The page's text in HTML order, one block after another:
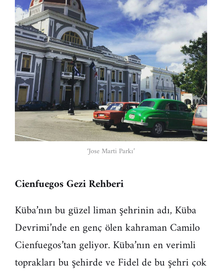
‘Jose Marti Parkı’
Cienfuegos Gezi Rehberi
Küba’nın bu güzel liman şehrinin adı, Küba
Devrimi’nde en genç ölen kahraman Camilo
Cienfuegos’tan geliyor. Küba’nın en verimli
toprakları bu şehirde ve Fidel de bu şehri çok